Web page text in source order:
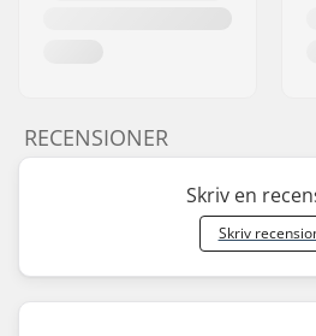
RECENSIONER
Skriv en
Skriv